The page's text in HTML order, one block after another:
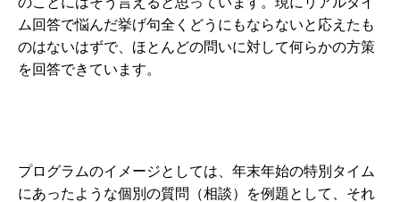
ム回答で悩んだ挙げ句全くどうにもならないと応えたも
のはないはずで、ほとんどの問いに対して何らかの方策
を回答できています。
プログラムのイメージとしては、年末年始の特別タイム
にあったような個別の質問（相談）を例題として、それ